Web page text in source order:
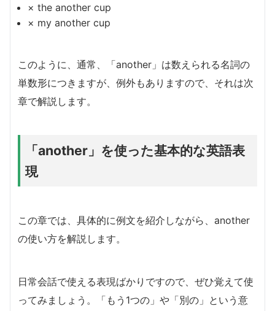
× the another cup
× my another cup
このように、通常、「another」は数えられる名詞の
単数形につきますが、例外もありますので、それは次
章で解説します。
「another」を使った基本的な英語表
現
この章では、具体的に例文を紹介しながら、another
の使い方を解説します。
日常会話で使える表現ばかりですので、ぜひ覚えて使
ってみましょう。「もう1つの」や「別の」という意